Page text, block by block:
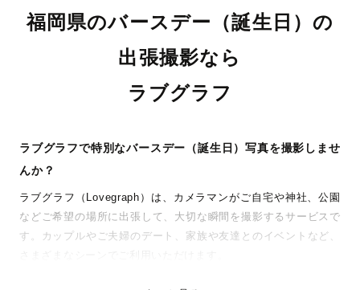
福岡県のバースデー（誕生日）の
出張撮影なら
ラブグラフ
ラブグラフで特別なバースデー（誕生日）写真を撮影しませ
んか？
ラブグラフ（Lovegraph）は、カメラマンがご自宅や神社、公園
などご希望の場所に出張して、大切な瞬間を撮影するサービスで
す。カップルやご夫婦のデート、家族や友達とのイベントなど、